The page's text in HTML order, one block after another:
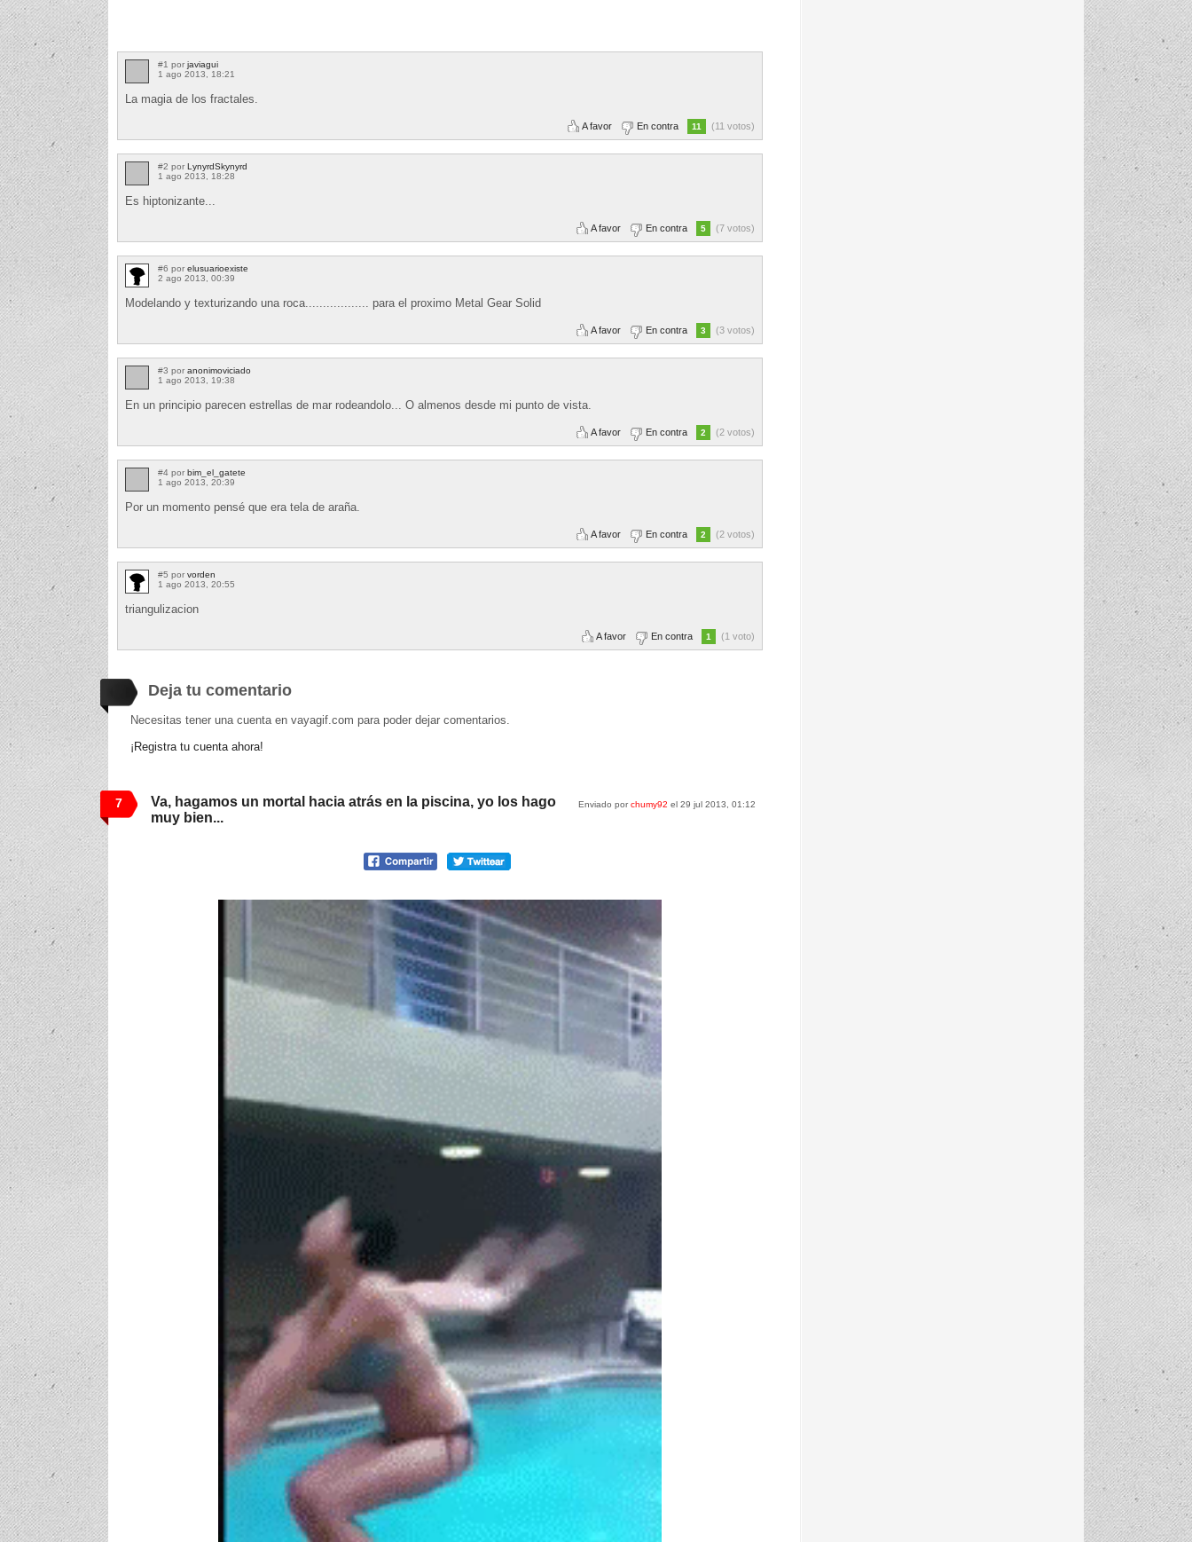
#1 por javiagui
1 ago 2013, 18:21
La magia de los fractales.
A favor En contra 11 (11 votos)
#2 por LynyrdSkynyrd
1 ago 2013, 18:28
Es hiptonizante...
A favor En contra 5 (7 votos)
#6 por elusuarioexiste
2 ago 2013, 00:39
Modelando y texturizando una roca.................. para el proximo Metal Gear Solid
A favor En contra 3 (3 votos)
#3 por anonimoviciado
1 ago 2013, 19:38
En un principio parecen estrellas de mar rodeandolo... O almenos desde mi punto de vista.
A favor En contra 2 (2 votos)
#4 por bim_el_gatete
1 ago 2013, 20:39
Por un momento pensé que era tela de araña.
A favor En contra 2 (2 votos)
#5 por vorden
1 ago 2013, 20:55
triangulizacion
A favor En contra 1 (1 voto)
Deja tu comentario
Necesitas tener una cuenta en vayagif.com para poder dejar comentarios.
¡Registra tu cuenta ahora!
7 Enviado porchumy92 el 29 jul 2013, 01:12
Va, hagamos un mortal hacia atrás en la piscina, yo los hago
muy bien...